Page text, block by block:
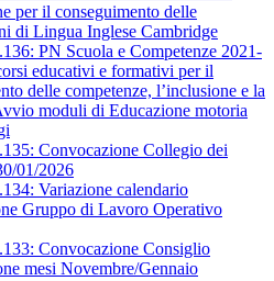
per il conseguimento delle
di Lingua Inglese Cambridge
PN Scuola e Competenze 2021-
educativi e formativi per il
delle competenze, l’inclusione e la
moduli di Educazione motoria
Convocazione Collegio dei
01/2026
Variazione calendario
Gruppo di Lavoro Operativo
Convocazione Consiglio
mesi Novembre/Gennaio